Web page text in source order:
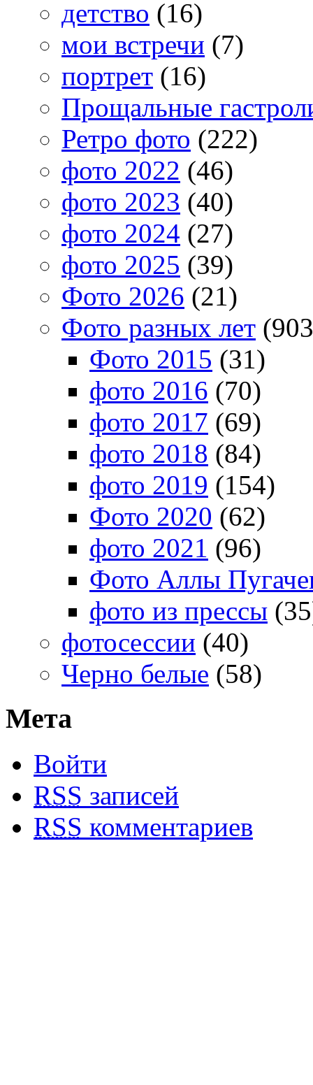
детство (16)
мои встречи (7)
портрет (16)
Прощальные
Ретро фото (222)
фото 2022 (46)
фото 2023 (40)
фото 2024 (27)
фото 2025 (39)
Фото 2026 (21)
Фото разных лет
Фото 2015 (31)
фото 2016 (70)
фото 2017 (69)
фото 2018 (84)
фото 2019 (154)
Фото 2020 (62)
фото 2021 (96)
Фото Аллы
фото из прессы
фотосессии (40)
Черно белые (58)
Мета
Войти
RSS записей
RSS комментариев